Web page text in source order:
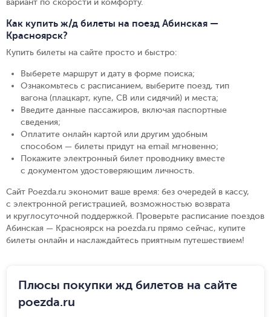
вариант по скорости и комфорту.
Как купить ж/д билеты на поезд Абинская —
Красноярск?
Купить билеты на сайте просто и быстро:
Выберете маршрут и дату в форме поиска;
Ознакомьтесь с расписанием, выберите поезд, тип
вагона (плацкарт, купе, СВ или сидячий) и места;
Введите данные пассажиров, включая паспортные
сведения;
Оплатите онлайн картой или другим удобным
способом — билеты придут на email мгновенно;
Покажите электронный билет проводнику вместе
с документом удостоверяющим личность.
Сайт Poezda.ru экономит ваше время: без очередей в кассу,
с электронной регистрацией, возможностью возврата
и круглосуточной поддержкой. Проверьте расписание поездов
Абинская — Красноярск на poezda.ru прямо сейчас, купите
билеты онлайн и наслаждайтесь приятным путешествием!
Плюсы покупки жд билетов на сайте
poezda.ru